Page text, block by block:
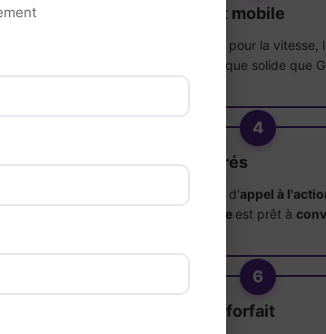
Développement rapide et mobile
est développé pour la
. Un socle technique solide que
4
Formulaires et CTA intégrés
, boutons d'appel à
site est prêt à
6
Un site inclus dans votre forfait